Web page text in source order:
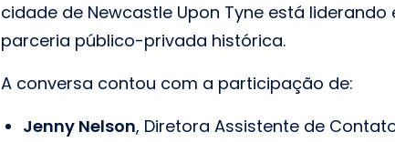
cidade de Newcastle Upon Tyne está
parceria público-privada histórica.
A conversa contou com a participação de:
Jenny Nelson, Diretora Assistente de